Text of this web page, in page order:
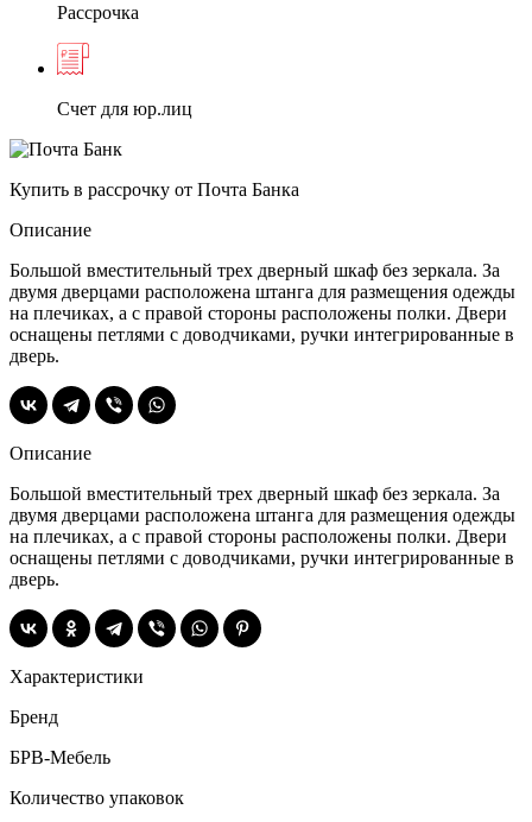
Рассрочка
Счет для юр.лиц
Купить в рассрочку от Почта Банка
Описание
Большой вместительный трех дверный шкаф без зеркала. За
двумя дверцами расположена штанга для размещения одежды
на плечиках, а с правой стороны расположены полки. Двери
оснащены петлями с доводчиками, ручки интегрированные в
дверь.
Описание
Большой вместительный трех дверный шкаф без зеркала. За
двумя дверцами расположена штанга для размещения одежды
на плечиках, а с правой стороны расположены полки. Двери
оснащены петлями с доводчиками, ручки интегрированные в
дверь.
Характеристики
Бренд
БРВ-Мебель
Количество упаковок